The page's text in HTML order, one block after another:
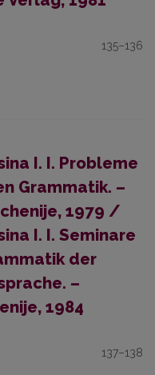
135–136
I. I. Probleme
Grammatik. –
1979 /
I. I. Seminare
der
–
1984
137–138